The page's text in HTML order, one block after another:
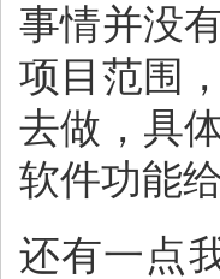
事情并没
项目范围
去做，具
软件功能
还有一点